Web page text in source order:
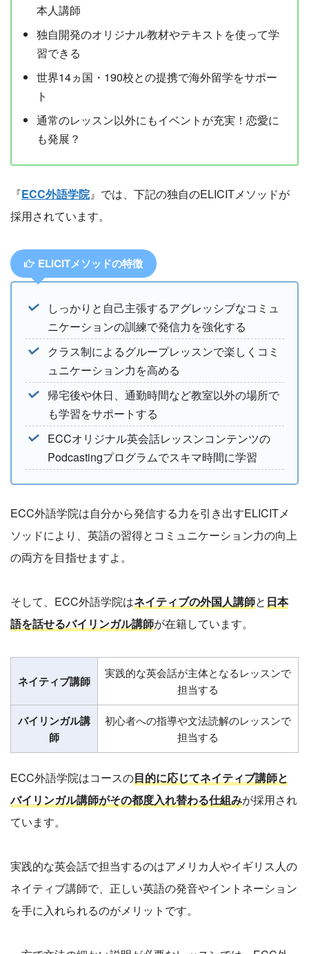
本人講師
独自開発のオリジナル教材やテキストを使って学
習できる
世界14ヵ国・190校との提携で海外留学をサポー
ト
通常のレッスン以外にもイベントが充実！恋愛に
も発展？
『ECC外語学院』では、下記の独自のELICITメソッドが
採用されています。
ELICITメソッドの特徴
しっかりと自己主張するアグレッシブなコミュ
ニケーションの訓練で発信力を強化する
クラス制によるグループレッスンで楽しくコミ
ュニケーション力を高める
帰宅後や休日、通勤時間など教室以外の場所で
も学習をサポートする
ECCオリジナル英会話レッスンコンテンツの
Podcastingプログラムでスキマ時間に学習
ECC外語学院は自分から発信する力を引き出すELICITメ
ソッドにより、英語の習得とコミュニケーション力の向上
の両方を目指せますよ。
そして、ECC外語学院はネイティブの外国人講師と 日本
語を話せるバイリンガル講師が在籍しています。
ネイティブ講師
実践的な英会話が主体となるレッスンで
担当する
バイリンガル講
師
初心者への指導や文法読解のレッスンで
担当する
ECC外語学院はコースの目的に応じてネイティブ講師と
バイリンガル講師がその都度入れ替わる仕組みが採用され
ています。
実践的な英会話で担当するのはアメリカ人やイギリス人の
ネイティブ講師で、正しい英語の発音やイントネーション
を手に入れられるのがメリットです。